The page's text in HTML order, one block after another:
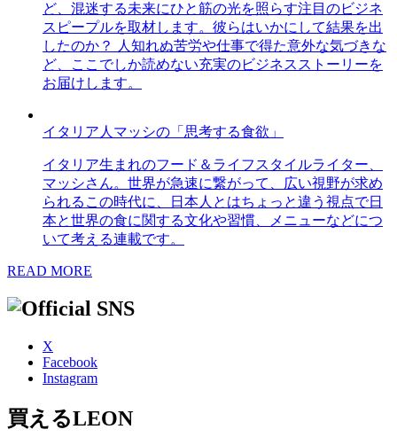
ど、混迷する未来にひと筋の光を照らす注目のビジネ
スピープルを取材します。彼らはいかにして結果を出
したのか？ 人知れぬ苦労や仕事で得た意外な気づきな
ど、ここでしか読めない充実のビジネスストーリーを
お届けします。
イタリア人マッシの「思考する食欲」
イタリア生まれのフード＆ライフスタイルライター、
マッシさん。世界が急速に繋がって、広い視野が求め
られるこの時代に、日本人とはちょっと違う視点で日
本と世界の食に関する文化や習慣、メニューなどにつ
いて考える連載です。
READ MORE
X
Facebook
Instagram
買えるLEON